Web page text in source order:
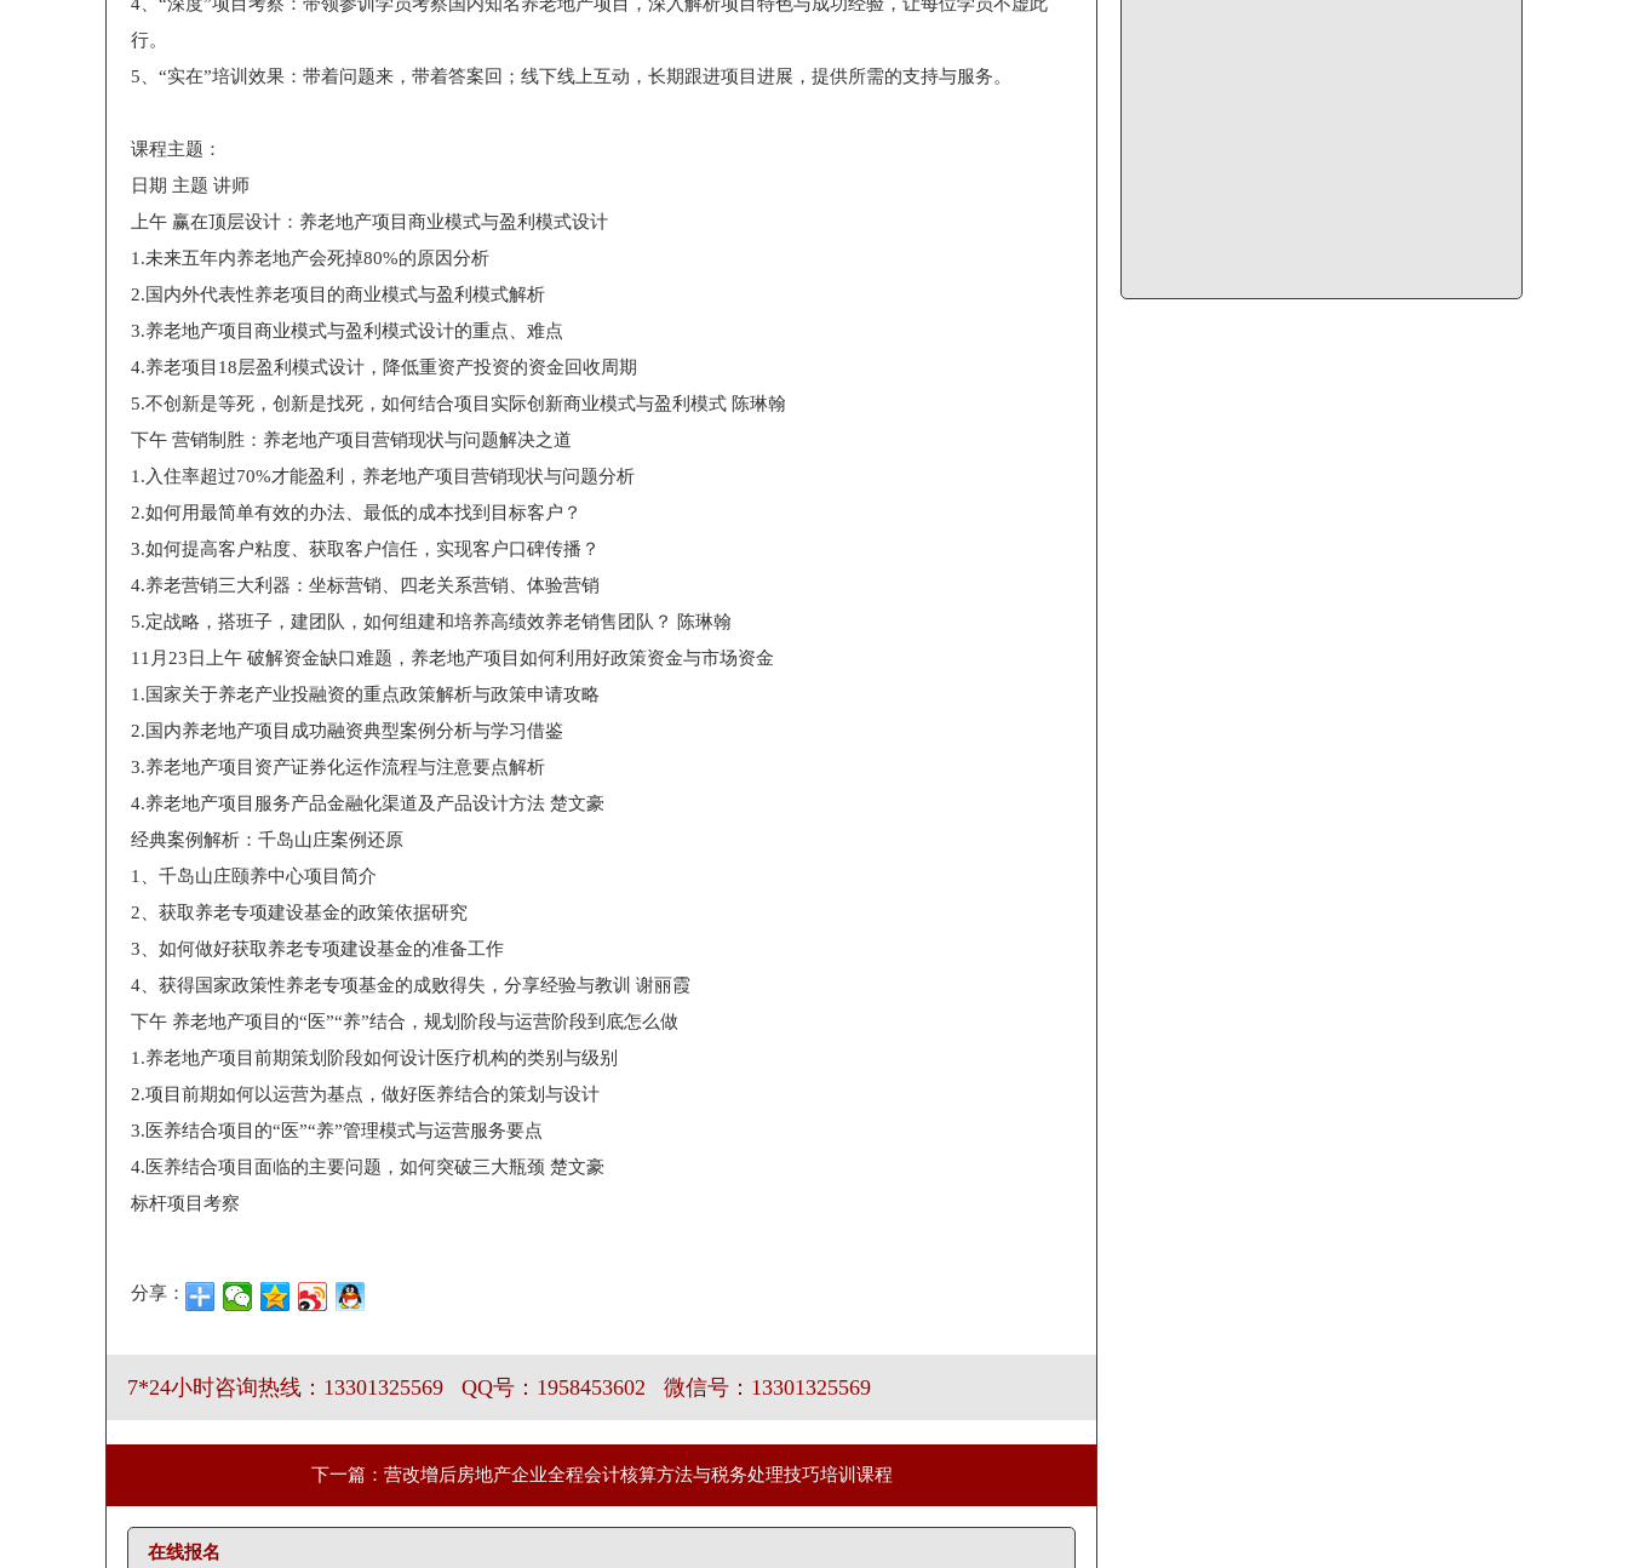
行。
5、“实在”培训效果：带着问题来，带着答案回；线下线上互动，长期跟进项目进展，提供所需的支持与服务。
课程主题：
日期 主题 讲师
上午 赢在顶层设计：养老地产项目商业模式与盈利模式设计
1.未来五年内养老地产会死掉80%的原因分析
2.国内外代表性养老项目的商业模式与盈利模式解析
3.养老地产项目商业模式与盈利模式设计的重点、难点
4.养老项目18层盈利模式设计，降低重资产投资的资金回收周期
5.不创新是等死，创新是找死，如何结合项目实际创新商业模式与盈利模式 陈琳翰
下午 营销制胜：养老地产项目营销现状与问题解决之道
1.入住率超过70%才能盈利，养老地产项目营销现状与问题分析
2.如何用最简单有效的办法、最低的成本找到目标客户？
3.如何提高客户粘度、获取客户信任，实现客户口碑传播？
4.养老营销三大利器：坐标营销、四老关系营销、体验营销
5.定战略，搭班子，建团队，如何组建和培养高绩效养老销售团队？
陈琳翰
11月23日上午 破解资金缺口难题，养老地产项目如何利用好政策资金与市场资金
1.国家关于养老产业投融资的重点政策解析与政策申请攻略
2.国内养老地产项目成功融资典型案例分析与学习借鉴
3.养老地产项目资产证券化运作流程与注意要点解析
4.养老地产项目服务产品金融化渠道及产品设计方法 楚文豪
经典案例解析：千岛山庄案例还原
1、千岛山庄颐养中心项目简介
2、获取养老专项建设基金的政策依据研究
3、如何做好获取养老专项建设基金的准备工作
4、获得国家政策性养老专项基金的成败得失，分享经验与教训
谢丽霞
下午 养老地产项目的“医”“养”结合，规划阶段与运营阶段到底怎么做
1.养老地产项目前期策划阶段如何设计医疗机构的类别与级别
2.项目前期如何以运营为基点，做好医养结合的策划与设计
3.医养结合项目的“医”“养”管理模式与运营服务要点
4.医养结合项目面临的主要问题，如何突破三大瓶颈 楚文豪
标杆项目考察
分享：
7*24小时咨询热线：13301325569 QQ号：1958453602 微信号：13301325569
下一篇：营改增后房地产企业全程会计核算方法与税务处理技巧培训课程
在线报名